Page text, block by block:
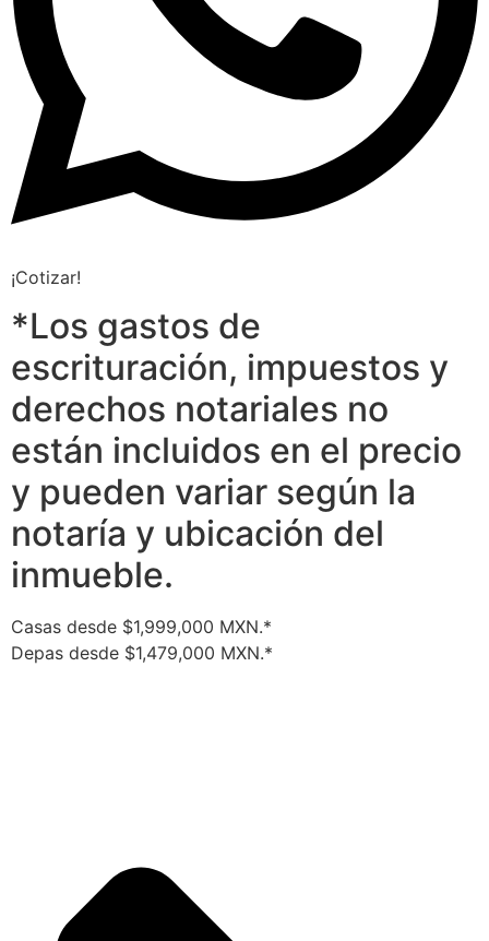
¡Cotizar!
*Los gastos de
escrituración, impuestos y
derechos notariales no
están incluidos en el precio
y pueden variar según la
notaría y ubicación del
inmueble.
Casas desde $1,999,000 MXN.*
Depas desde $1,479,000 MXN.*